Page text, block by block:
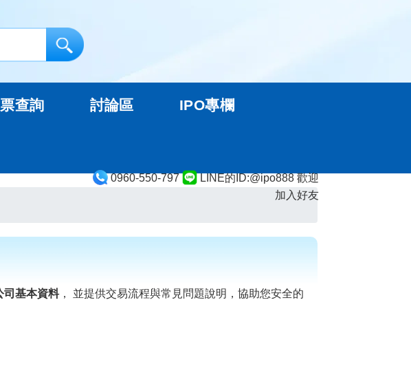
0960-550-797
LINE的ID:@ipo888 歡迎
加入好友
查詢 討論區 IPO專欄
司基本資料， 並提供交易流程與常見問題說明，協助您安全的